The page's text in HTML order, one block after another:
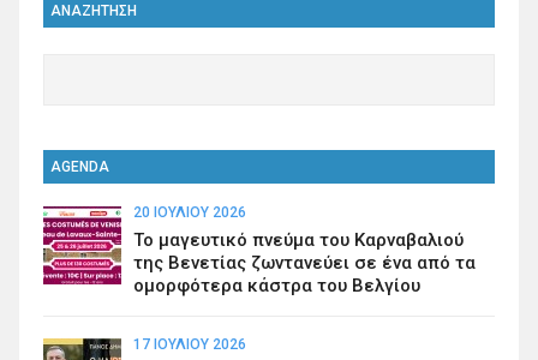
ΑΝΑΖΗΤΗΣΗ
AGENDA
20 ΙΟΥΛΊΟΥ 2026
Το μαγευτικό πνεύμα του Καρναβαλιού
της Βενετίας ζωντανεύει σε ένα από τα
ομορφότερα κάστρα του Βελγίου
17 ΙΟΥΛΊΟΥ 2026